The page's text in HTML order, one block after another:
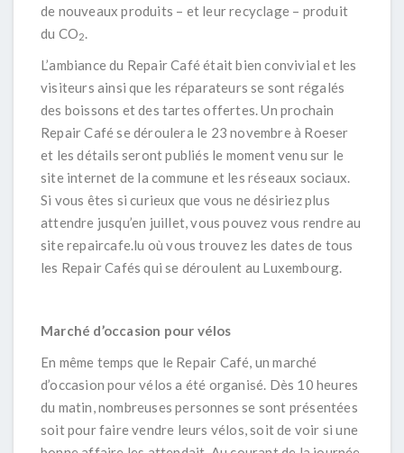
de nouveaux produits – et leur recyclage – produit
du CO2.
L’ambiance du Repair Café était bien convivial et les
visiteurs ainsi que les réparateurs se sont régalés
des boissons et des tartes offertes. Un prochain
Repair Café se déroulera le 23 novembre à Roeser
et les détails seront publiés le moment venu sur le
site internet de la commune et les réseaux sociaux.
Si vous êtes si curieux que vous ne désiriez plus
attendre jusqu’en juillet, vous pouvez vous rendre au
site repaircafe.lu où vous trouvez les dates de tous
les Repair Cafés qui se déroulent au Luxembourg.
Marché d’occasion pour vélos
En même temps que le Repair Café, un marché
d’occasion pour vélos a été organisé. Dès 10 heures
du matin, nombreuses personnes se sont présentées
soit pour faire vendre leurs vélos, soit de voir si une